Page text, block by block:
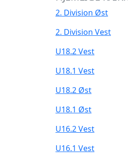
2. Division Øst
2. Division Vest
U18.2 Vest
U18.1 Vest
U18.2 Øst
U18.1 Øst
U16.2 Vest
U16.1 Vest